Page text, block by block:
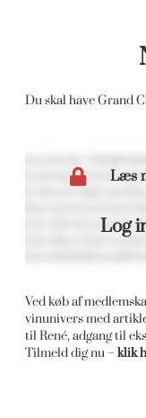
Du skal have Grand
Læs
Log
Ved køb af
vinunivers med
til René, adgang til
Tilmeld dig nu –klik